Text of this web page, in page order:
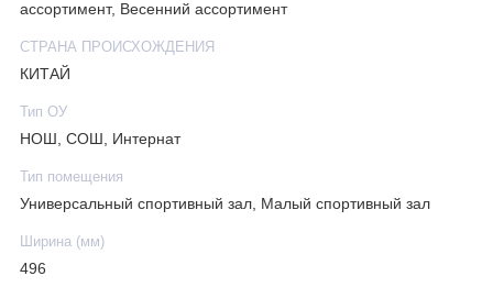
ассортимент, Весенний ассортимент
СТРАНА ПРОИСХОЖДЕНИЯ
КИТАЙ
Тип ОУ
НОШ, СОШ, Интернат
Тип помещения
Универсальный спортивный зал, Малый спортивный зал
Ширина (мм)
496